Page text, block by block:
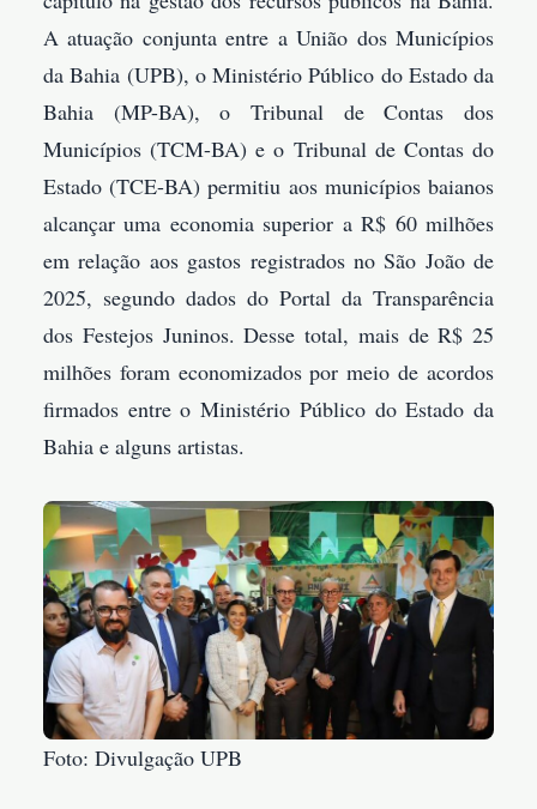
A atuação conjunta entre a União dos Municípios
da Bahia (UPB), o Ministério Público do Estado da
Bahia (MP-BA), o Tribunal de Contas dos
Municípios (TCM-BA) e o Tribunal de Contas do
Estado (TCE-BA) permitiu aos municípios baianos
alcançar uma economia superior a R$ 60 milhões
em relação aos gastos registrados no São João de
2025, segundo dados do Portal da Transparência
dos Festejos Juninos. Desse total, mais de R$ 25
milhões foram economizados por meio de acordos
firmados entre o Ministério Público do Estado da
Bahia e alguns artistas.
Foto: Divulgação UPB